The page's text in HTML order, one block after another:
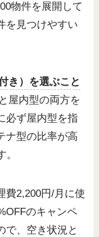
物件を展開して
を見つけやすい
き）を選ぶこと
屋内型の両方を
必ず屋内型を指
ナ型の比率が高
費2,200円/月に使
のキャンペ
で、空き状況と